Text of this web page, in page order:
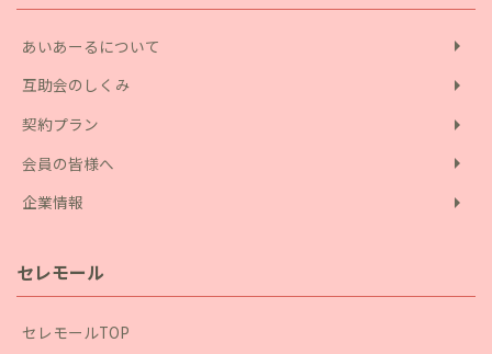
あいあーるについて arrow_right
互助会のしくみ arrow_right
契約プラン arrow_right
会員の皆様へ arrow_right
企業情報 arrow_right
セレモール
セレモールTOP